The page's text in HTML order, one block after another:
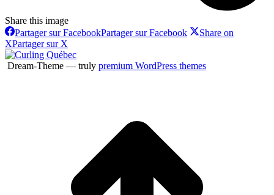
Share this image
Partager sur FacebookPartager sur Facebook
Share on
XPartager sur X
Dream-Theme — truly premium WordPress themes